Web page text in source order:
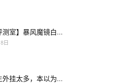
测室】暴风魔镜白...
日
外挂太多，本以为...